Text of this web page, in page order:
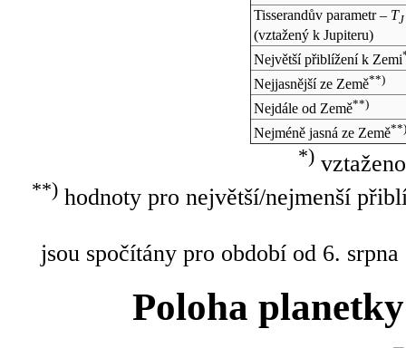
Tisserandův parametr – TJ
(vztažený k Jupiteru)
Největší přiblížení k Zemi
Nejjasnější ze Země**)
Nejdále od Země**)
Nejméně jasná ze Země**)
*)
**)hodnoty pro největší/nejmenší
jsou spočítány pro období od 6.
Poloha